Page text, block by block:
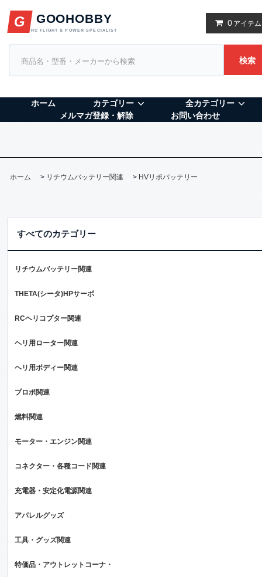
検索
0 アイテム
G GOOHOBBY
RC FLIGHT & POWER SPECIALIST
ホーム カテゴリー
全カテゴリー
メルマガ登録・解除
お問い合わせ
ホーム > リチウムバッテリー関連 > HVリポバッテリー
すべてのカテゴリー
リチウムバッテリー関連
THETA(シータ)HPサーボ
RCヘリコプター関連
ヘリ用ローター関連
ヘリ用ボディー関連
プロポ関連
燃料関連
モーター・エンジン関連
コネクター・各種コード関連
充電器・安定化電源関連
アパレルグッズ
工具・グッズ関連
特価品・アウトレットコーナ・